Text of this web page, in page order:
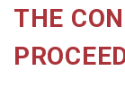
THE